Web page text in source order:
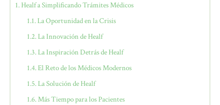
Healf a Simplificando Trámites Médicos
La Oportunidad en la Crisis
La Innovación de Healf
La Inspiración Detrás de Healf
El Reto de los Médicos Modernos
La Solución de Healf
Más Tiempo para los Pacientes